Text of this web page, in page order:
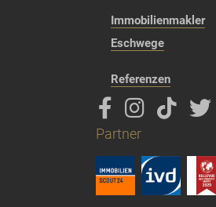
Immobilienmakler
Eschwege
Referenzen
Partner